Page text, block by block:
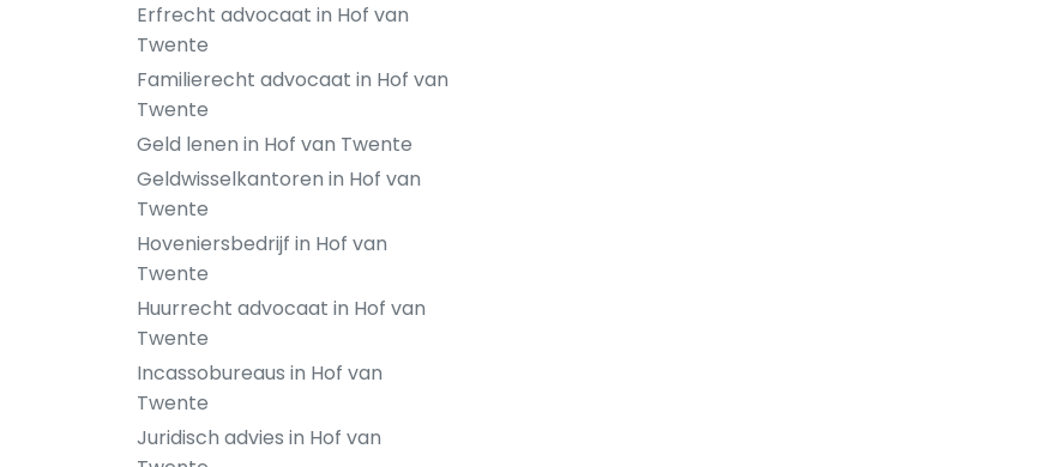
Erfrecht advocaat in Hof van
Twente
Familierecht advocaat in Hof van
Twente
Geld lenen in Hof van Twente
Geldwisselkantoren in Hof van
Twente
Hoveniersbedrijf in Hof van
Twente
Huurrecht advocaat in Hof van
Twente
Incassobureaus in Hof van
Twente
Juridisch advies in Hof van